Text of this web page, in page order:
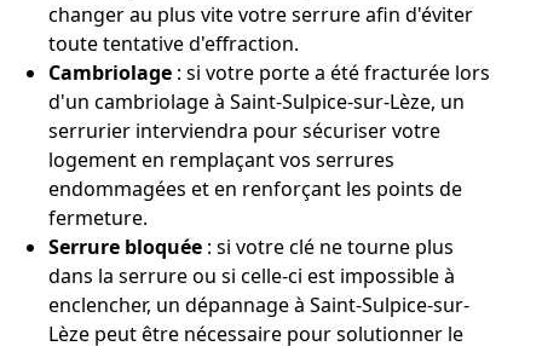
changer au plus vite votre serrure afin d'éviter
toute tentative d'effraction.
Cambriolage : si votre porte a été fracturée lors
d'un cambriolage à Saint-Sulpice-sur-Lèze, un
serrurier interviendra pour sécuriser votre
logement en remplaçant vos serrures
endommagées et en renforçant les points de
fermeture.
Serrure bloquée : si votre clé ne tourne plus
dans la serrure ou si celle-ci est impossible à
enclencher, un dépannage à Saint-Sulpice-sur-
Lèze peut être nécessaire pour solutionner le